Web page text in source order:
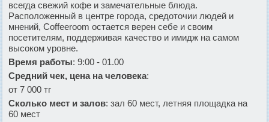
всегда свежий кофе и замечательные блюда.
Расположенный в центре города, средоточии людей и
мнений, Coffeeroom остается верен себе и своим
посетителям, поддерживая качество и имидж на самом
высоком уровне.
Время работы: 9:00 - 01.00
Средний чек, цена на человека:
от 7 000 тг
Сколько мест и залов: зал 60 мест, летняя площадка на
60 мест